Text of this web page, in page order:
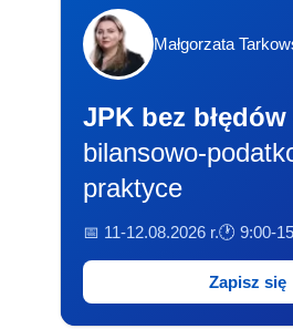
Małgorzata
JPK bez błędów
bilansowo-
praktyce
📅 11-12.08.2026 r.🕐 9:00-
Zapisz się